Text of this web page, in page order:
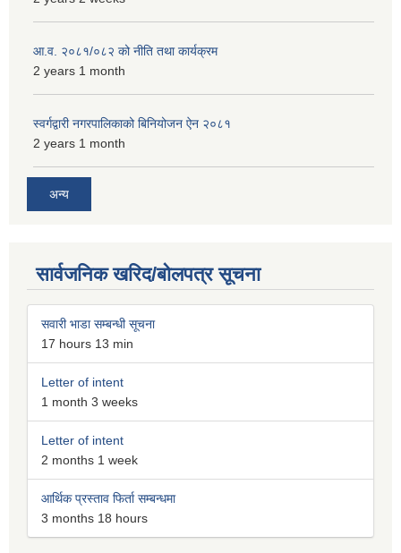
आ.व. २०८१/०८२ को नीति तथा कार्यक्रम
2 years 1 month
स्वर्गद्वारी नगरपालिकाको बिनियोजन ऐन २०८१
2 years 1 month
अन्य
सार्वजनिक खरिद/बोलपत्र सूचना
सवारी भाडा सम्बन्धी सूचना
17 hours 13 min
Letter of intent
1 month 3 weeks
Letter of intent
2 months 1 week
आर्थिक प्रस्ताव फिर्ता सम्बन्धमा
3 months 18 hours